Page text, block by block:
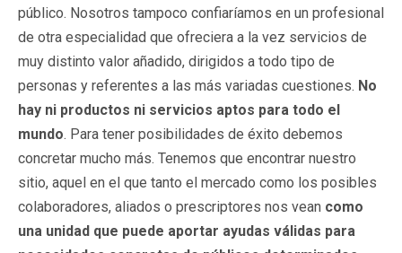
público. Nosotros tampoco confiaríamos en un profesional
de otra especialidad que ofreciera a la vez servicios de
muy distinto valor añadido, dirigidos a todo tipo de
personas y referentes a las más variadas cuestiones. No
hay ni productos ni servicios aptos para todo el
mundo. Para tener posibilidades de éxito debemos
concretar mucho más. Tenemos que encontrar nuestro
sitio, aquel en el que tanto el mercado como los posibles
colaboradores, aliados o prescriptores nos vean como
una unidad que puede aportar ayudas válidas para